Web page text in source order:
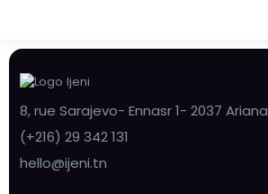
8, rue Sarajevo- Ennasr 1- 2037 Ariana
(+216) 29 342 131
hello@ijeni.tn